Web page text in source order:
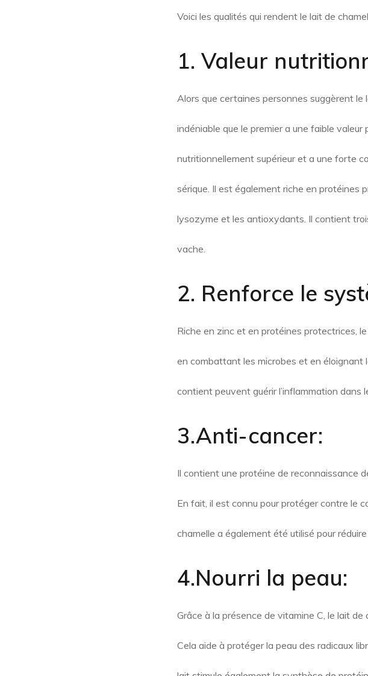
Voici les qualités qui rendent le lait de
1. Valeur
Alors que certaines personnes suggèrent
indéniable que le premier a une faible
nutritionnellement supérieur et a une forte
sérique. Il est également riche en protéines
lysozyme et les antioxydants. Il contient
vache.
2. Renforce le
Riche en zinc et en protéines protectrices,
en combattant les microbes et en éloignant
contient peuvent guérir l’inflammation dans
3.Anti-cancer:
Il contient une protéine de reconnaissance
En fait, il est connu pour protéger contre le
chamelle a également été utilisé pour
4.Nourri la peau:
Grâce à la présence de vitamine C, le lait
Cela aide à protéger la peau des radicaux